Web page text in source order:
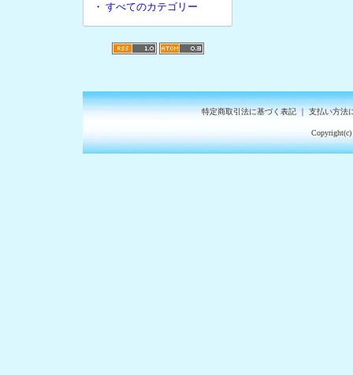
・ すべてのカテゴリー
特定商取引法に基づく表記｜支払い方法